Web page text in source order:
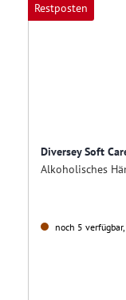
Restposten
Diversey Soft
Alkoholisches
noch 5